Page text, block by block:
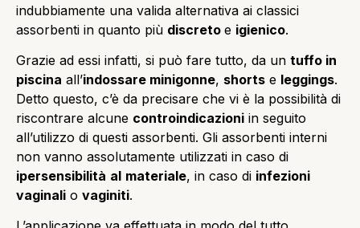
indubbiamente una valida alternativa ai classici
assorbenti in quanto più discreto e igienico.
Grazie ad essi infatti, si può fare tutto, da un tuffo in
piscina all’indossare minigonne, shorts e leggings.
Detto questo, c’è da precisare che vi è la possibilità di
riscontrare alcune controindicazioni in seguito
all’utilizzo di questi assorbenti. Gli assorbenti interni
non vanno assolutamente utilizzati in caso di
ipersensibilità al materiale, in caso di infezioni
vaginali o vaginiti.